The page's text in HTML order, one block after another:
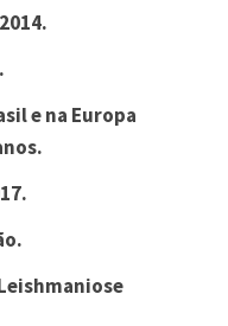
e na Europa